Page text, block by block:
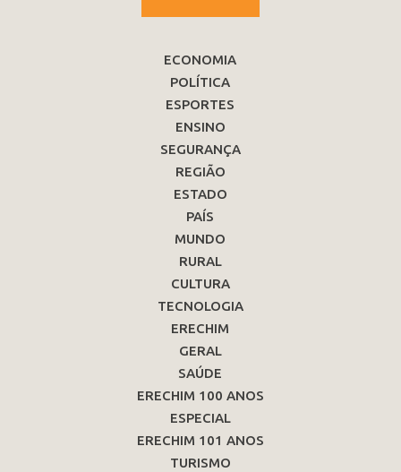
ECONOMIA
POLÍTICA
ESPORTES
ENSINO
SEGURANÇA
REGIÃO
ESTADO
PAÍS
MUNDO
RURAL
CULTURA
TECNOLOGIA
ERECHIM
GERAL
SAÚDE
ERECHIM 100 ANOS
ESPECIAL
ERECHIM 101 ANOS
TURISMO